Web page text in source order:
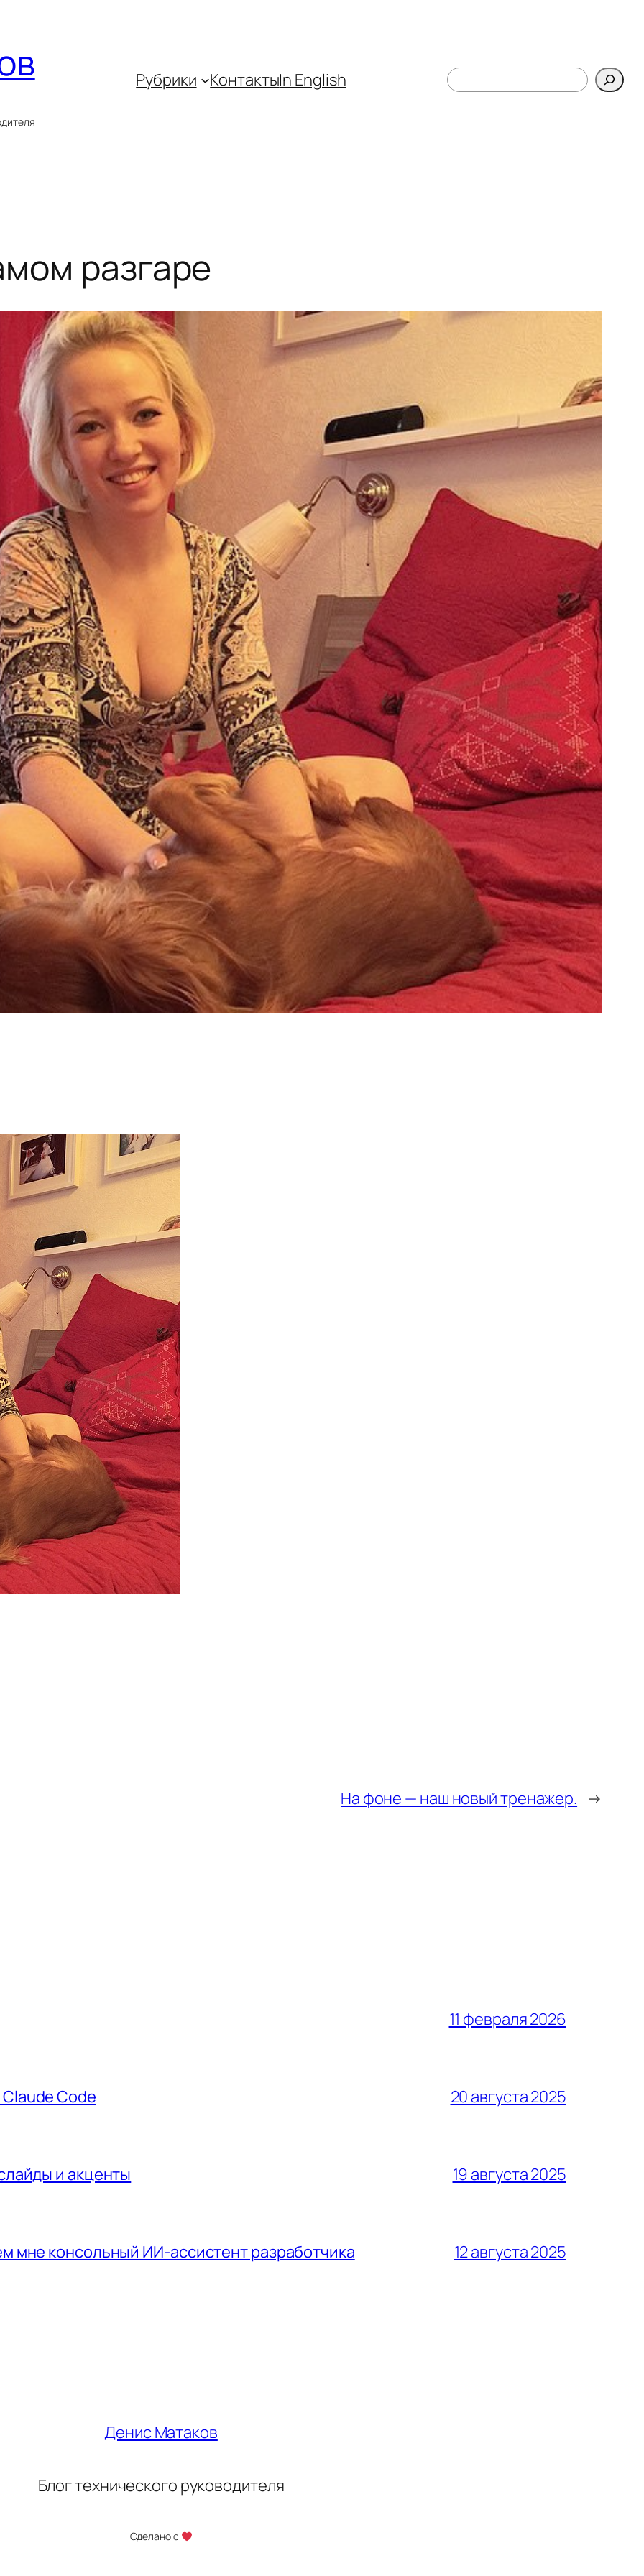
Рубрики КонтактыIn English Поиск
разгаре
На фоне — наш новый тренажер. →
11 февраля 2026
Code 20 августа 2025
и акценты 19 августа 2025
мне консольный ИИ-ассистент разработчика 12 августа 2025
Денис Матаков
Блог технического руководителя
Сделано с